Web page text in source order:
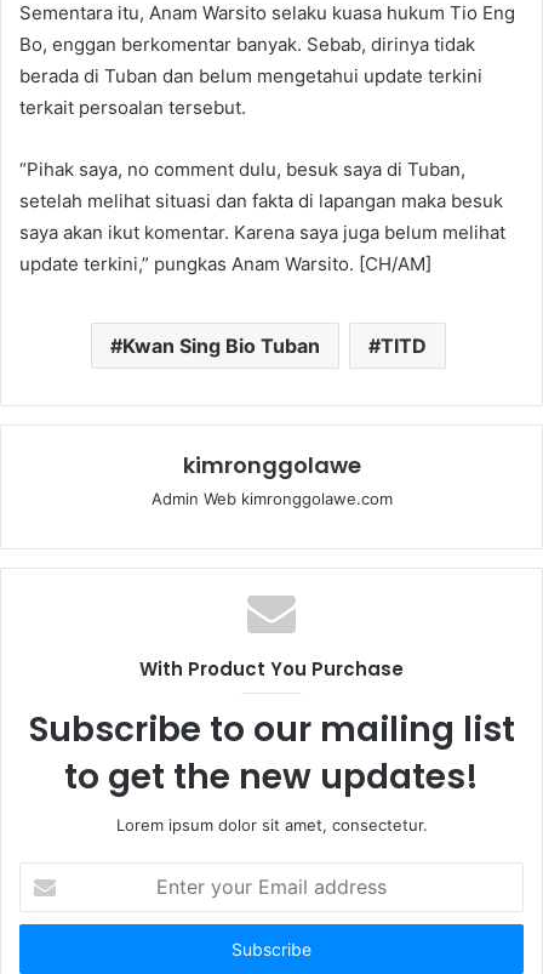
Sementara itu, Anam Warsito selaku kuasa hukum Tio Eng
Bo, enggan berkomentar banyak. Sebab, dirinya tidak
berada di Tuban dan belum mengetahui update terkini
terkait persoalan tersebut.
“Pihak saya, no comment dulu, besuk saya di Tuban,
setelah melihat situasi dan fakta di lapangan maka besuk
saya akan ikut komentar. Karena saya juga belum melihat
update terkini,” pungkas Anam Warsito. [CH/AM]
Kwan Sing Bio Tuban TITD
kimronggolawe
Admin Web kimronggolawe.com
With Product You Purchase
Subscribe to our mailing list
to get the new updates!
Lorem ipsum dolor sit amet, consectetur.
t